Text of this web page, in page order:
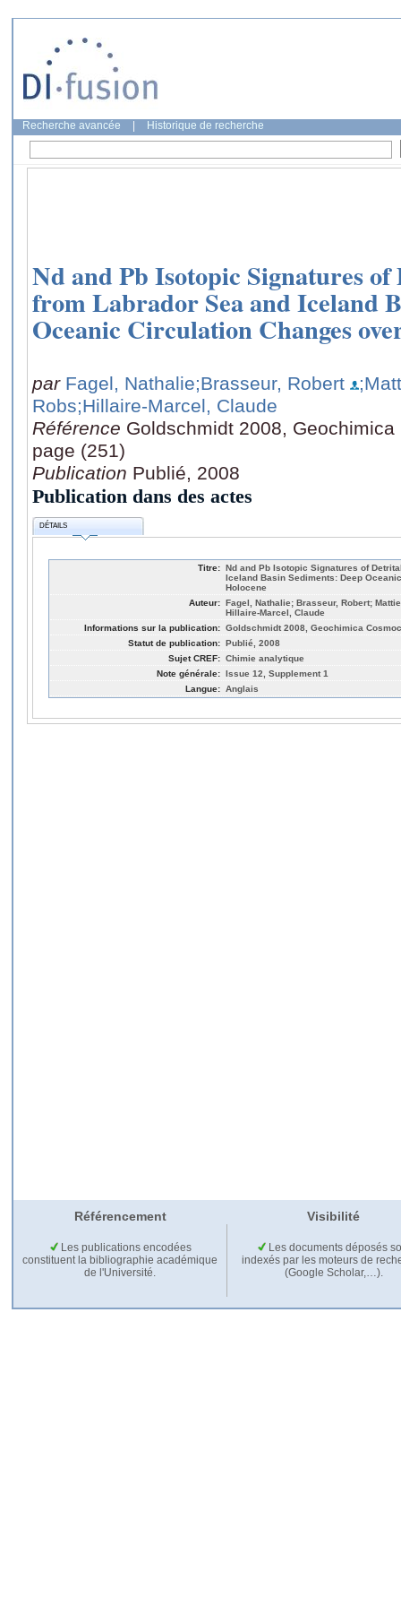
Recherche avancée Historique de recherche
Nd and Pb Isotopic Signatures
from Labrador Sea and Iceland
Oceanic Circulation Changes
par Fagel, Nathalie;Brasseur, Robert
Robs;Hillaire-Marcel, Claude
Référence Goldschmidt 2008,
page (251)
Publication Publié, 2008
Publication dans des actes
DÉTAILS
Titre: Nd and Pb Isotopic Signatures of
Iceland Basin Sediments: Deep
Holocene
Auteur: Fagel, Nathalie; Brasseur, Robert;
Hillaire-Marcel, Claude
Informations sur la publication: Goldschmidt 2008, Geochimica
Statut de publication: Publié, 2008
Sujet CREF: Chimie analytique
Note générale: Issue 12, Supplement 1
Langue: Anglais
Référencement Visibilité
Les publications encodées
constituent la bibliographie académique
de l'Université.
Les documents déposés
indexés par les moteurs de
(Google Scholar,…).